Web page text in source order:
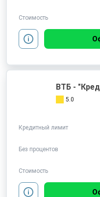
Стоимость
ВТБ -
5.0
Кредитный лимит
Без процентов
Стоимость